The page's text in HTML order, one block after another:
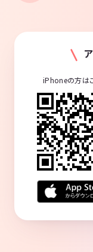
iPhoneの方は